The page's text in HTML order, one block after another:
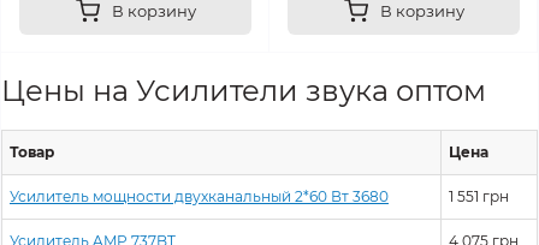
В корзину В корзину
Цены на Усилители звука оптом
Товар Цена
Усилитель мощности двухканальный 2*60 Вт 3680 1 551 грн
Усилитель AMP 737BT 4 075 грн